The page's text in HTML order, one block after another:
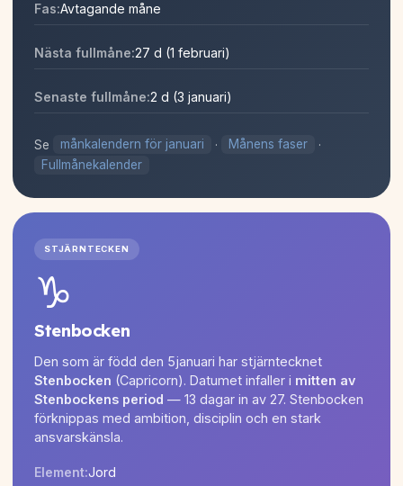
Fas:Avtagande måne
Nästa fullmåne:27 d (1 februari)
Senaste fullmåne:2 d (3 januari)
Se månkalendern för januari · Månens faser
·
Fullmånekalender
STJÄRNTECKEN
♑
Stenbocken
Den som är född den 5januari har stjärntecknet
Stenbocken (Capricorn). Datumet infaller i mitten av
Stenbockens period — 13 dagar in av 27. Stenbocken
förknippas med ambition, disciplin och en stark
ansvarskänsla.
Element:Jord